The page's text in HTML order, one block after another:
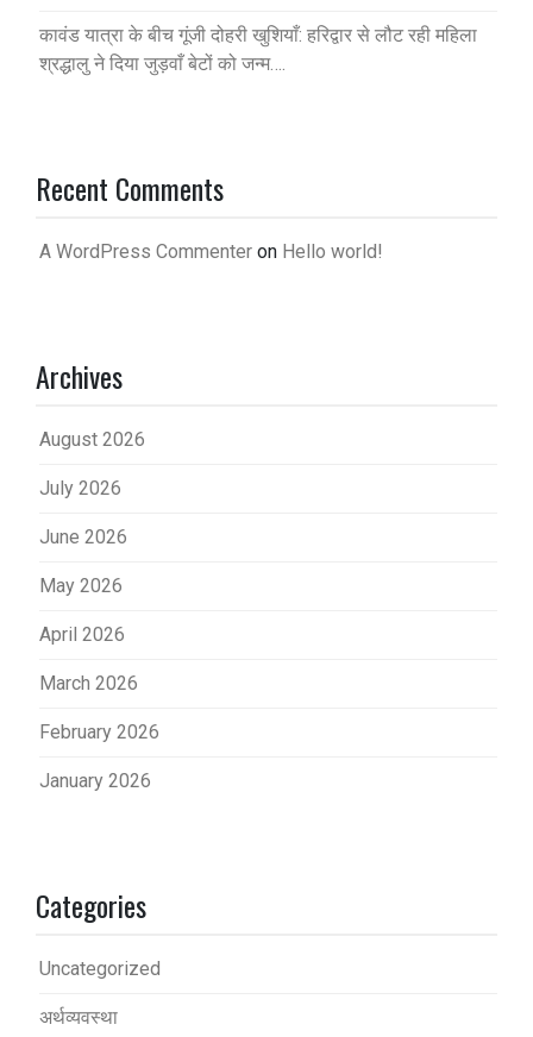
कावंड यात्रा के बीच गूंजी दोहरी खुशियाँ: हरिद्वार से लौट रही महिला
श्रद्धालु ने दिया जुड़वाँ बेटों को जन्म….
Recent Comments
A WordPress Commenter on Hello world!
Archives
August 2026
July 2026
June 2026
May 2026
April 2026
March 2026
February 2026
January 2026
Categories
Uncategorized
अर्थव्यवस्था